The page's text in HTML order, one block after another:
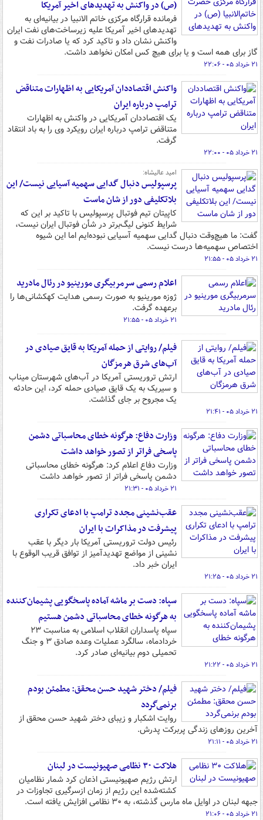
(ص) در واکنش به تهدیدهای اخیر آمریکا
فرمانده قرارگاه مرکزی خاتم الانبیا در بیانیه‌ای به
تهدیدهای اخیر آمریکا علیه زیرساخت‌های نفت ایران
واکنش نشان داد و تاکید کرد که یا صادرات نفت و
گاز برای همه است و یا برای هیچ کس امکان نخواهد داشت.
۲۱ خرداد ۰۵ - ۲۲:۰۶
واکنش اقتصاددان آمریکایی به اظهارات متناقض
ترامپ درباره ایران
یک اقتصاددان آمریکایی در واکنش به اظهارات
متناقض ترامپ درباره ایران رویکرد وی را به باد انتقاد
گرفت.
۲۱ خرداد ۰۵ - ۲۲:۰۰
امید عالیشاه:
پرسپولیس دنبال گدایی سهمیه آسیایی نیست/ این
بلاتکلیفی دور از شان ماست
کاپیتان تیم فوتبال پرسپولیس با تاکید بر این که
شرایط کنونی لیگ‌برتر در شأن فوتبال ایران نیست،
گفت: ما هیچ‌وقت دنبال گدایی سهمیه آسیایی نبوده‌ایم اما این شیوه
اختصاص سهمیه‌ها درست نیست.
۲۱ خرداد ۰۵ - ۲۱:۵۵
اعلام رسمی سرمربیگری مورینیو در رئال مادرید
ژوزه مورینیو به صورت رسمی هدایت کهکشانی‌ها را
برعهده گرفت.
۲۱ خرداد ۰۵ - ۲۱:۵۵
فیلم/ روایتی از حمله آمریکا به قایق صیادی در
آب‌های شرق هرمزگان
ارتش تروریستی آمریکا در آب‌های شهرستان میناب
و سیریک به یک قایق صیادی حمله کرد، این حادثه
یک مجروح بر جای گذاشت‌.
۲۱ خرداد ۰۵ - ۲۱:۴۱
وزارت دفاع: هرگونه خطای محاسباتی دشمن
پاسخی فراتر از تصور خواهد داشت
وزارت دفاع اعلام کرد: هرگونه خطای محاسباتی
دشمن پاسخی فراتر از تصور خواهد داشت
۲۱ خرداد ۰۵ - ۲۱:۳۱
عقب‌نشینی مجدد ترامپ با ادعای تکراری
پیشرفت در مذاکرات با ایران
رئیس دولت تروریستی آمریکا بار دیگر با عقب
نشینی از مواضع تهدیدآمیز از توافق قریب الوقوع با
ایران خبر داد.
۲۱ خرداد ۰۵ - ۲۱:۲۵
سپاه: دست بر ماشه آماده پاسخگویی پشیمان‌کننده
به هرگونه خطای محاسباتی دشمن هستیم
سپاه پاسداران انقلاب اسلامی به مناسبت ۲۳
خردادماه، سالگرد عملیات وعده صادق ۳ و جنگ
تحمیلی دوم بیانیه‌ای صادر کرد.
۲۱ خرداد ۰۵ - ۲۱:۲۲
فیلم/ دختر شهید حسن محقق: مطمئن بودم
برنمی‌گردد
روایت اشکبار و زیبای دختر شهید حسن محقق از
آخرین روزهای زندگی پربرکت پدرش.
۲۱ خرداد ۰۵ - ۲۱:۱۱
هلاکت ۳۰ نظامی صهیونیست در لبنان
ارتش رژیم صهیونیستی اذعان کرد شمار نظامیان
کشته‌شده این رژیم از زمان ازسرگیری تجاوزات در
جبهه لبنان در اوایل ماه مارس گذشته، به ۳۰ نظامی افزایش یافته است.
۲۱ خرداد ۰۵ - ۲۱:۰۶